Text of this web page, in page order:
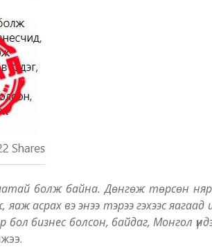
болж байна. Дөнгөж төрсөн
асрах вэ энээ тэрээ гэхээс яагаад
бол бизнес болсон, байдаг, Монгол